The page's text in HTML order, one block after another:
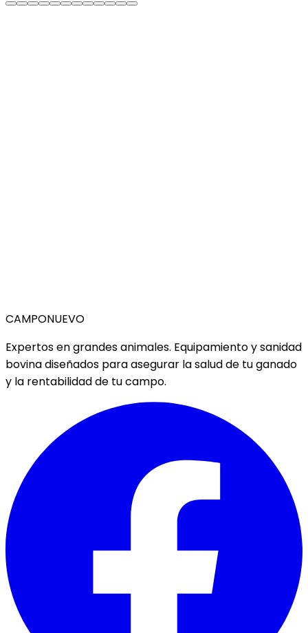
CAMPONUEVO
Expertos en grandes animales. Equipamiento y sanidad
bovina diseñados para asegurar la salud de tu ganado
y la rentabilidad de tu campo.